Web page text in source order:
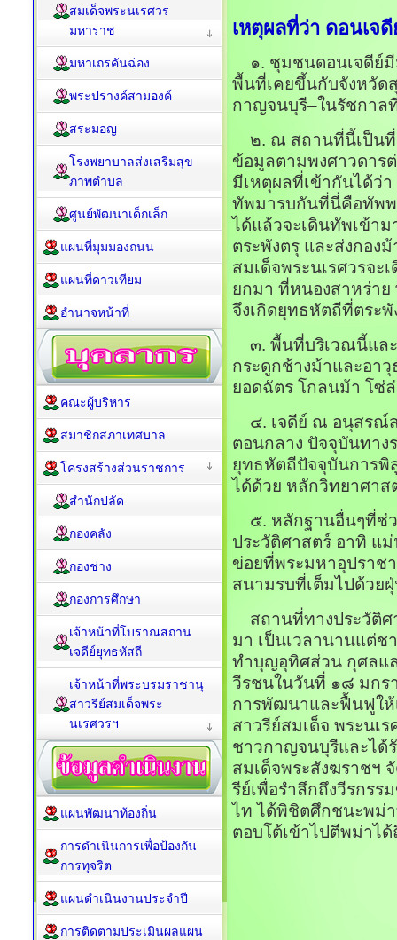
เหตุผลที่ว่า ดอนเจ
๑. ชุมชนดอนเจดีย์มี
พื้นที่เคยขึ้นกับจังหวัด
กาญจนบุรี–ในรัชกาล
๒. ณ สถานที่นี้เป็นที่ตั้
ข้อมูลตามพงศาวดาร
มีเหตุผลที่เข้ากันได้ว่
ทัพมารบกันที่นี่คือทัพพ
ได้แล้วจะเดินทัพเข้า
ตระพังตรุ และส่งกอง
สมเด็จพระนเรศวรจ
ยกมา ที่หนองสาหร่า
จึงเกิดยุทธหัตถีที่ตระพั
๓. พื้นที่บริเวณนี้และ
กระดูกช้างม้าและอา
ยอดฉัตร โกลนม้า โซ่
๔. เจดีย์ ณ อนุสรณ์ส
ตอนกลาง ปัจจุบันทาง
ยุทธหัตถีปัจจุบันการพิ
ได้ด้วย หลักวิทยาศาส
๕. หลักฐานอื่นๆที่ช่
ประวัติศาสตร์ อาทิ แ
ข่อยที่พระมหาอุปราช
สนามรบที่เต็มไปด้วย
สถานที่ทางประวัติศ
มา เป็นเวลานานแต่ช
ทำบุญอุทิศส่วน กุศลแ
วีรชนในวันที่ ๑๘ มกร
การพัฒนาและฟื้นฟูให้
สาวรีย์สมเด็จ พระนเ
ชาวกาญจนบุรีและได้
สมเด็จพระสังฆราชฯ
รีย์เพื่อรำลึกถึงวีรกรร
ไท ได้พิชิตศึกชนะพม่
ตอบโต้เข้าไปตีพม่าได้
สมเด็จพระนเรศวร
มหาราช
มหาเถรคันฉ่อง
พระปรางค์สามองค์
สระมอญ
โรงพยาบาลส่งเสริมสุข
ภาพตำบล
ศูนย์พัฒนาเด็กเล็ก
แผนที่มุมมองถนน
แผนที่ดาวเทียม
อำนาจหน้าที่
คณะผู้บริหาร
สมาชิกสภาเทศบาล
โครงสร้างส่วนราชการ
สำนักปลัด
กองคลัง
กองช่าง
กองการศึกษา
เจ้าหน้าที่โบราณสถาน
เจดีย์ยุทธหัสถี
เจ้าหน้าที่พระบรมราชานุ
สาวรีย์สมเด็จพระ
นเรศวรฯ
แผนพัฒนาท้องถิ่น
การดำเนินการเพื่อป้องกัน
การทุจริต
แผนดำเนินงานประจำปี
การติดตามประเมินผลแผน